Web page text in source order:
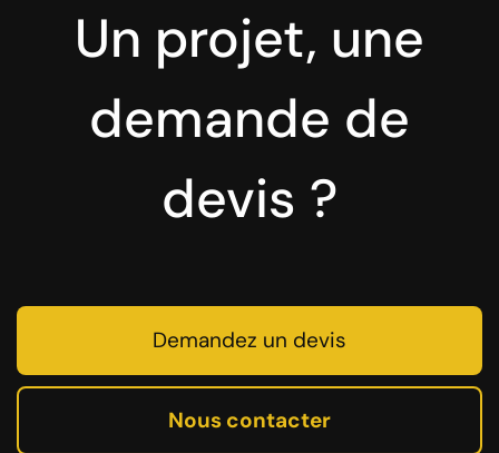
Un projet, une
demande de
devis ?
Demandez un devis
Nous contacter